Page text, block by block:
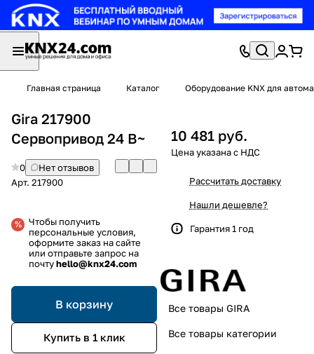
Главная страница Каталог Оборудование KNX для
Gira 217900
Сервопривод 24 В~
0
Нет отзывов
Арт. 217900
Чтобы получить
персональные условия,
оформите заказ на сайте
или отправьте запрос на
почтуhello@knx24.com
В корзину
Купить в 1 клик
10 481 руб.
Рассчитать доставку
Нашли дешевле?
Гарантия 1 год
Все товары GIRA
Все товары категории